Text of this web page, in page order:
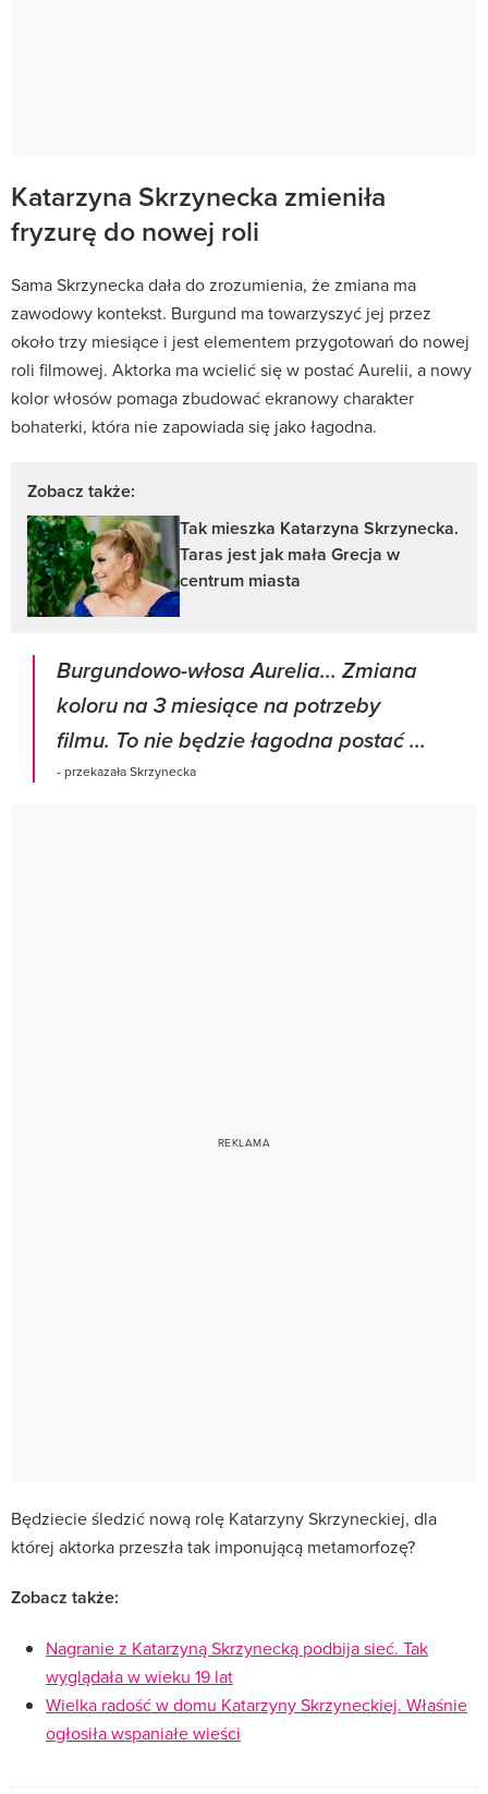
Katarzyna Skrzynecka zmieniła
fryzurę do nowej roli
Sama Skrzynecka dała do zrozumienia, że zmiana ma
zawodowy kontekst. Burgund ma towarzyszyć jej przez
około trzy miesiące i jest elementem przygotowań do nowej
roli filmowej. Aktorka ma wcielić się w postać Aurelii, a nowy
kolor włosów pomaga zbudować ekranowy charakter
bohaterki, która nie zapowiada się jako łagodna.
Zobacz także:
Tak mieszka Katarzyna Skrzynecka.
Taras jest jak mała Grecja w
centrum miasta
Burgundowo-włosa Aurelia... Zmiana
koloru na 3 miesiące na potrzeby
filmu. To nie będzie łagodna postać ...
- przekazała Skrzynecka
Będziecie śledzić nową rolę Katarzyny Skrzyneckiej, dla
której aktorka przeszła tak imponującą metamorfozę?
Zobacz także:
Nagranie z Katarzyną Skrzynecką podbija sieć. Tak
wyglądała w wieku 19 lat
Wielka radość w domu Katarzyny Skrzyneckiej. Właśnie
ogłosiła wspaniałe wieści